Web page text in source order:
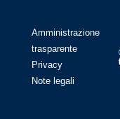
Amministrazione
trasparente
Privacy
Note legali